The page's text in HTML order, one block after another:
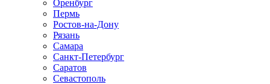
Оренбург
Пермь
Ростов-на-Дону
Рязань
Самара
Санкт-Петербург
Саратов
Севастополь